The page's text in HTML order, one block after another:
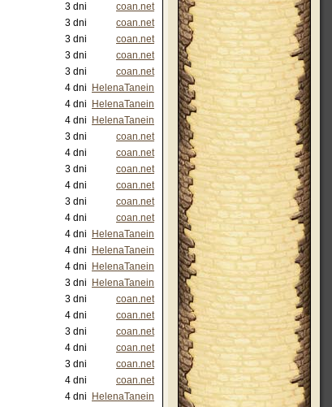
3 dni
coan.net
3 dni
coan.net
3 dni
coan.net
3 dni
coan.net
3 dni
coan.net
4 dni
HelenaTanein
4 dni
HelenaTanein
4 dni
HelenaTanein
3 dni
coan.net
4 dni
coan.net
3 dni
coan.net
4 dni
coan.net
3 dni
coan.net
4 dni
coan.net
4 dni
HelenaTanein
4 dni
HelenaTanein
4 dni
HelenaTanein
3 dni
HelenaTanein
3 dni
coan.net
4 dni
coan.net
3 dni
coan.net
4 dni
coan.net
3 dni
coan.net
4 dni
coan.net
4 dni HelenaTanein